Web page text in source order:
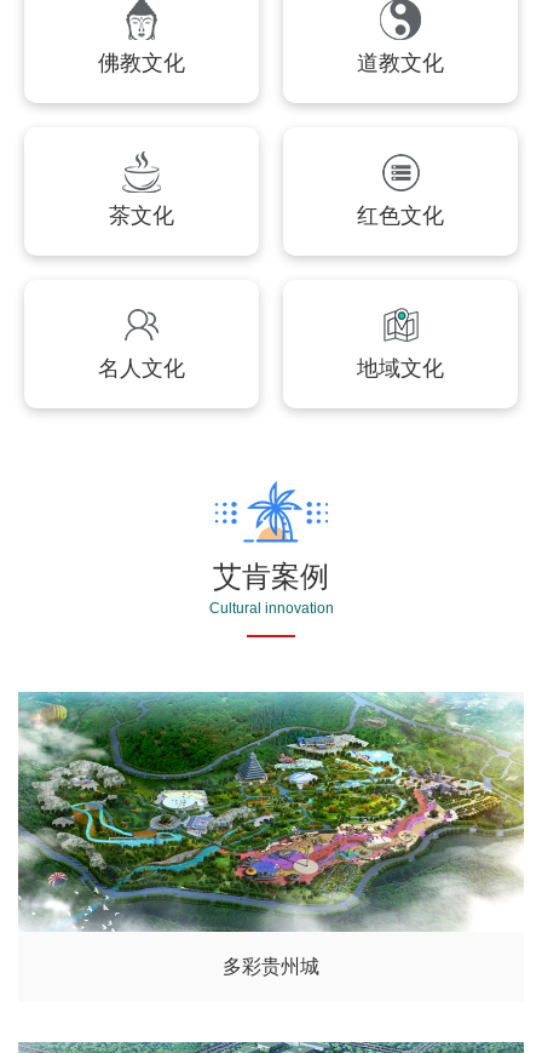
佛教文化 道教文化
茶文化 红色文化
名人文化 地域文化
艾肯案例
Cultural innovation
多彩贵州城